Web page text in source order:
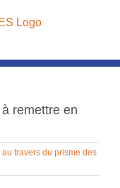
remettre en
travers du prisme des